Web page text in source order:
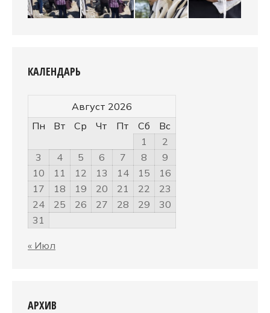
КАЛЕНДАРЬ
Август 2026
Пн
Вт Ср Чт Пт Сб
Вс
1
2
3
4 5 6 7 8
9
10
11 12 13 14 15
16
17
18 19 20 21 22
23
24
25 26 27 28 29
30
31
« Июл
АРХИВ